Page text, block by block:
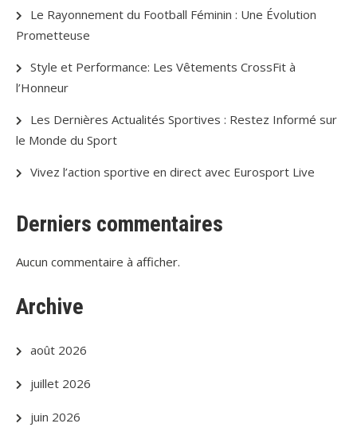
Le Rayonnement du Football Féminin : Une Évolution
Prometteuse
Style et Performance: Les Vêtements CrossFit à
l’Honneur
Les Dernières Actualités Sportives : Restez Informé sur
le Monde du Sport
Vivez l’action sportive en direct avec Eurosport Live
Derniers commentaires
Aucun commentaire à afficher.
Archive
août 2026
juillet 2026
juin 2026